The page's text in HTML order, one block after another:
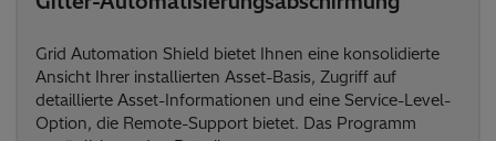
Grid Automation Shield bietet Ihnen eine konsolidierte
Ansicht Ihrer installierten Asset-Basis, Zugriff auf
detaillierte Asset-Informationen und eine Service-Level-
Option, die Remote-Support bietet. Das Programm